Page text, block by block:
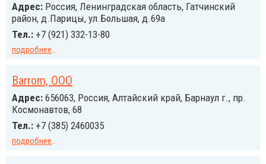
Адрес: Россия, Ленинградская область, Гатчинский
район, д.Парицы, ул.Большая, д.69а
Тел.: +7 (921) 332-13-80
подробнее...
Barrom, ООО
Адрес: 656063, Россия, Алтайский край, Барнаул г., пр.
Космонавтов, 68
Тел.: +7 (385) 2460035
подробнее...